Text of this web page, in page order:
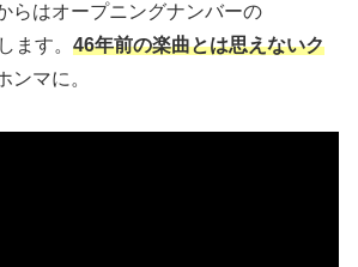
らはオープニングナンバーの
ます。 46年前の楽曲とは思えないク
ンマに。